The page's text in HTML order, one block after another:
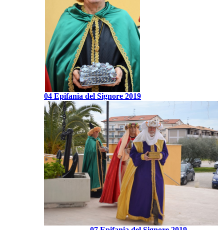
04 Epifania del Signore 2019